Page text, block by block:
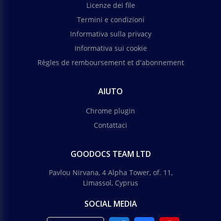
Licenze dei file
Termini e condizioni
Informativa sulla privacy
Informativa sui cookie
Règles de remboursement et d'abonnement
AIUTO
Chrome plugin
Contattaci
GOODOCS TEAM LTD
Pavlou Nirvana, 4 Alpha Tower, of. 11,
Limassol, Cyprus
SOCIAL MEDIA